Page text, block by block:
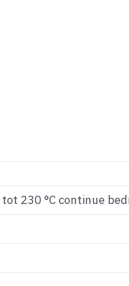
230 °C continue